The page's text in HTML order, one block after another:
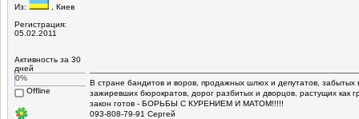
Из:
, Киев
Регистрация:
05.02.2011
Активность за 30
дней
0%
Offline
В стране бандитов и воров, продажных шлюх и депутатов, забытых
зажиревших бюрократов, дорог разбитых и дворцов, растущих как
закон готов - БОРЬБЫ С КУРЕНИЕМ И МАТОМ!!!!!
093-808-79-91 Сергей